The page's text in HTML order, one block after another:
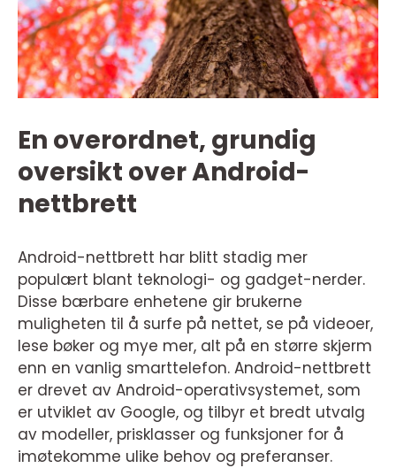
En overordnet, grundig
oversikt over Android-
nettbrett
Android-nettbrett har blitt stadig mer
populært blant teknologi- og gadget-nerder.
Disse bærbare enhetene gir brukerne
muligheten til å surfe på nettet, se på videoer,
lese bøker og mye mer, alt på en større skjerm
enn en vanlig smarttelefon. Android-nettbrett
er drevet av Android-operativsystemet, som
er utviklet av Google, og tilbyr et bredt utvalg
av modeller, prisklasser og funksjoner for å
imøtekomme ulike behov og preferanser.